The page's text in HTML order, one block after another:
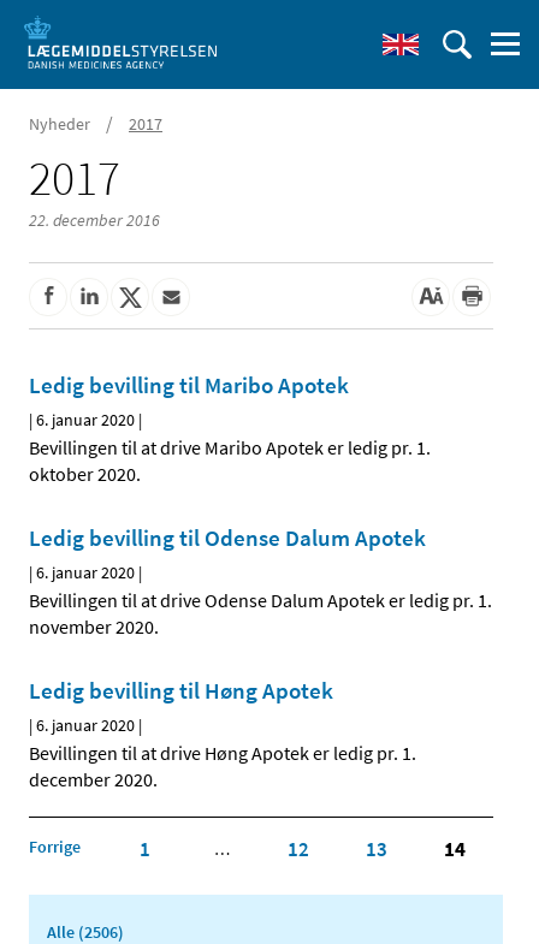
Nyheder / 2017
2017
22. december 2016
Ledig bevilling til Maribo Apotek
|6. januar 2020 |
Bevillingen til at drive Maribo Apotek er ledig pr. 1.
oktober 2020.
Ledig bevilling til Odense Dalum Apotek
|6. januar 2020 |
Bevillingen til at drive Odense Dalum Apotek er ledig pr. 1.
november 2020.
Ledig bevilling til Høng Apotek
|6. januar 2020 |
Bevillingen til at drive Høng Apotek er ledig pr. 1.
december 2020.
Forrige 1 … 12 13 14
Alle (2506)